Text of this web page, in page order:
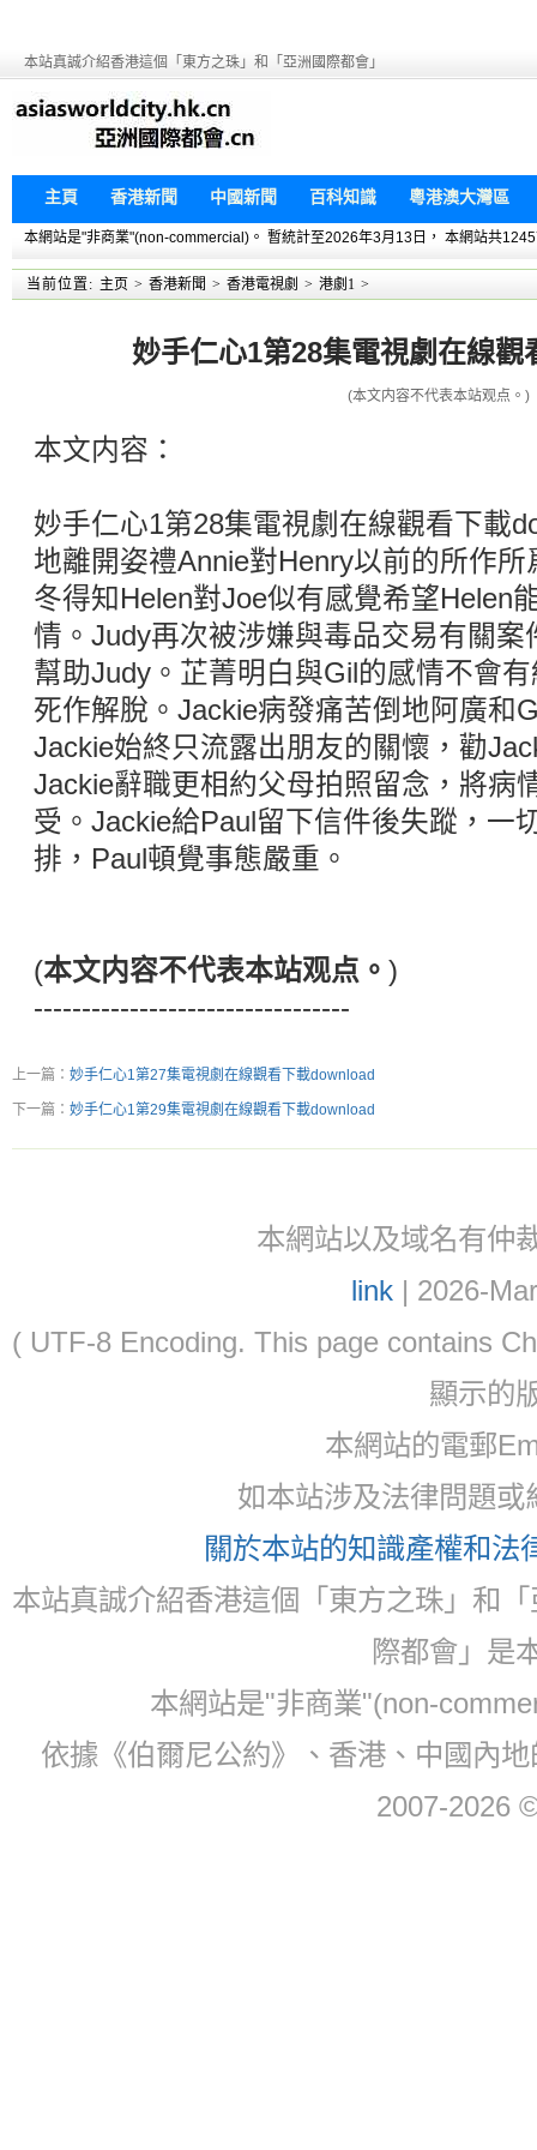
本站真誠介紹香港這個「東方之珠」和「亞洲國際都會」
主頁 香港新聞 中國新聞 百科知識 粵港澳大灣區
本網站是"非商業"(non-commercial)。 暫統計至2026年3月13日， 本網站共
当前位置: 主页 > 香港新聞 > 香港電視劇 > 港劇1 >
妙手仁心1第28集電視劇在線
(本文内容不代表本站观点。)
本文内容：
妙手仁心1第28集電視劇在線觀看下載
地離開姿禮Annie對Henry以前的所作
冬得知Helen對Joe似有感覺希望Helen
情。Judy再次被涉嫌與毒品交易有關案
幫助Judy。芷菁明白與Gil的感情不會
死作解脫。Jackie病發痛苦倒地阿廣和
Jackie始終只流露出朋友的關懷，勸
Jackie辭職更相約父母拍照留念，將病
受。Jackie給Paul留下信件後失蹤，一
排，Paul頓覺事態嚴重。
(本文内容不代表本站观点。 )
---------------------------------
上一篇： 妙手仁心1第27集電視劇在線觀看下載download
下一篇： 妙手仁心1第29集電視劇在線觀看下載download
本網站以及域名有仲
link| 2026-
( UTF-8 Encoding. This page contains
顯示的
本網站的電郵
如本站涉及法律問題
關於本站的知識產權和法
本站真誠介紹香港這個「東方之珠」和
際都會」是
本網站是"非商業"(non-
依據《伯爾尼公約》、香港、中國內
2007-2026